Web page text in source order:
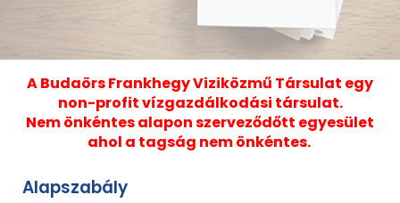
A Budaörs Frankhegy Viziközmű Társulat egy
non-profit vízgazdálkodási társulat.
Nem önkéntes alapon szerveződőtt egyesület
ahol a tagság nem önkéntes.
Alapszabály